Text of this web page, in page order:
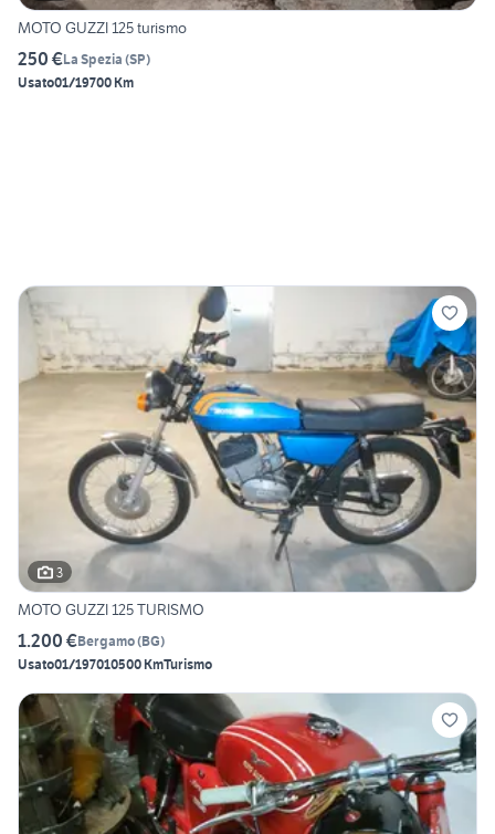
MOTO GUZZI 125 turismo
250 €La Spezia (SP)
Usato01/19700 Km
3
MOTO GUZZI 125 TURISMO
1.200 €Bergamo(BG)
Usato01/197010500 KmTurismo